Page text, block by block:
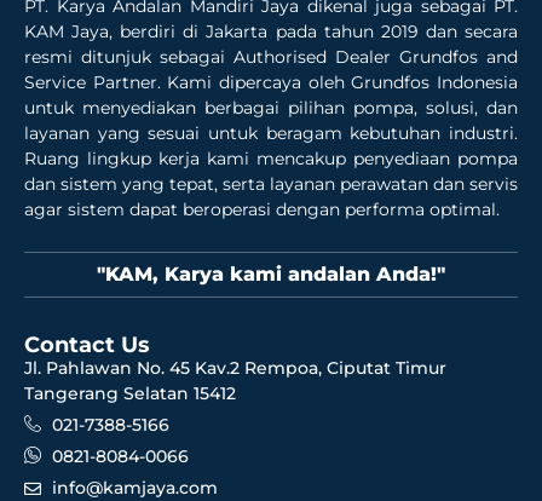
PT. Karya Andalan Mandiri Jaya dikenal juga sebagai PT.
KAM Jaya, berdiri di Jakarta pada tahun 2019 dan secara
resmi ditunjuk sebagai Authorised Dealer Grundfos and
Service Partner. Kami dipercaya oleh Grundfos Indonesia
untuk menyediakan berbagai pilihan pompa, solusi, dan
layanan yang sesuai untuk beragam kebutuhan industri.
Ruang lingkup kerja kami mencakup penyediaan pompa
dan sistem yang tepat, serta layanan perawatan dan servis
agar sistem dapat beroperasi dengan performa optimal.
"KAM, Karya kami andalan Anda!"
Contact Us
Jl. Pahlawan No. 45 Kav.2 Rempoa, Ciputat Timur
Tangerang Selatan 15412
021-7388-5166
0821-8084-0066
info@kamjaya.com